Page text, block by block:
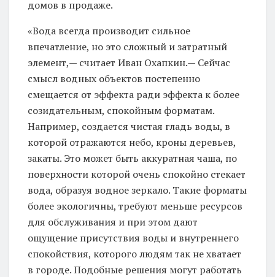
домов в продаже.
«Вода всегда производит сильное
впечатление, но это сложный и затратный
элемент,— считает Иван Охапкин.— Сейчас
смысл водных объектов постепенно
смещается от эффекта ради эффекта к более
созидательным, спокойным форматам.
Например, создается чистая гладь воды, в
которой отражаются небо, кроны деревьев,
закаты. Это может быть аккуратная чаша, по
поверхности которой очень спокойно стекает
вода, образуя водное зеркало. Такие форматы
более экологичны, требуют меньше ресурсов
для обслуживания и при этом дают
ощущение присутствия воды и внутреннего
спокойствия, которого людям так не хватает
в городе. Подобные решения могут работать